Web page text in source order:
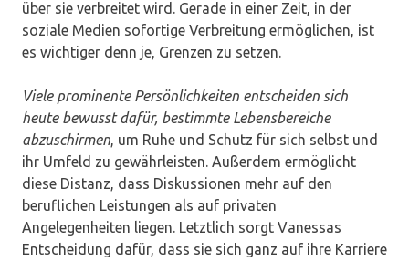
über sie verbreitet wird. Gerade in einer Zeit, in der
soziale Medien sofortige Verbreitung ermöglichen, ist
es wichtiger denn je, Grenzen zu setzen.
Viele prominente Persönlichkeiten entscheiden sich
heute bewusst dafür, bestimmte Lebensbereiche
abzuschirmen, um Ruhe und Schutz für sich selbst und
ihr Umfeld zu gewährleisten. Außerdem ermöglicht
diese Distanz, dass Diskussionen mehr auf den
beruflichen Leistungen als auf privaten
Angelegenheiten liegen. Letztlich sorgt Vanessas
Entscheidung dafür, dass sie sich ganz auf ihre Karriere